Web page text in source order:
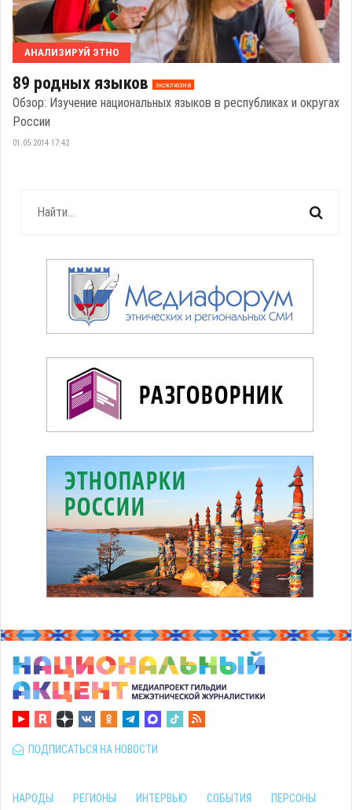
АНАЛИЗИРУЙ ЭТНО
89 родных языков эксклюзив
Обзор: Изучение национальных языков в республиках и округах
России
01.05.2014 17:42
ПОДПИСАТЬСЯ НА НОВОСТИ
НАРОДЫ РЕГИОНЫ ИНТЕРВЬЮ СОБЫТИЯ ПЕРСОНЫ